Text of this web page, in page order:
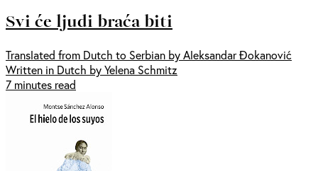
Svi će ljudi braća biti
Translated from Dutch to Serbian by Aleksandar Đokanović
Written in Dutch by Yelena Schmitz
7 minutes read